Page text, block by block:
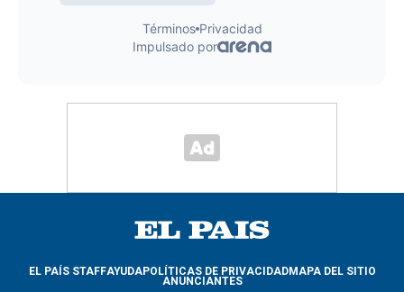
EL PAÍS STAFFAYUDAPOLÍTICAS DE PRIVACIDADMAPA DEL SITIO
ANUNCIANTES